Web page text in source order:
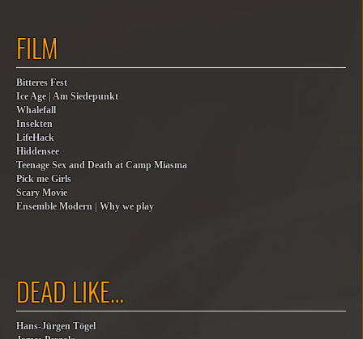
FILM
Bitteres Fest
Ice Age | Am Siedepunkt
Whalefall
Insekten
LifeHack
Hiddensee
Teenage Sex and Death at Camp Miasma
Pick me Girls
Scary Movie
Ensemble Modern | Why we play
DEAD LIKE…
Hans-Jürgen Tögel